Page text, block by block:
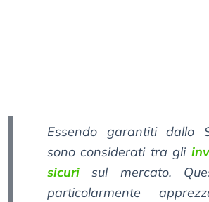
Essendo garantiti dallo
sono considerati tra gli
sicuri sul mercato.
particolarmente